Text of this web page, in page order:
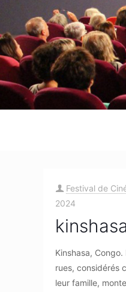
Festival de
2024
Kinshasa,
rues, considérés
leur famille,